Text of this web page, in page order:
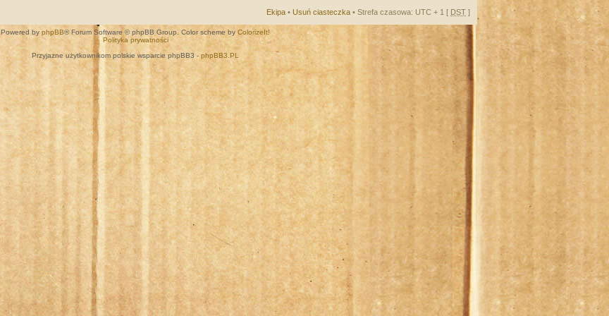
Ekipa • Usuń ciasteczka • Strefa czasowa: UTC + 1 [ DST ]
Powered by phpBB® Forum Software © phpBB Group. Color scheme by ColorizeIt!
Polityka prywatności
Przyjazne użytkownikom polskie wsparcie phpBB3 - phpBB3.PL